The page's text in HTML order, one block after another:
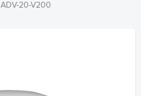
ADV-20-V200